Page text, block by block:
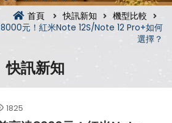
首頁 快訊新知
機型比較
8000元！紅米Note 12S/Note 12 Pro+如何
選擇？
快訊新知
1825